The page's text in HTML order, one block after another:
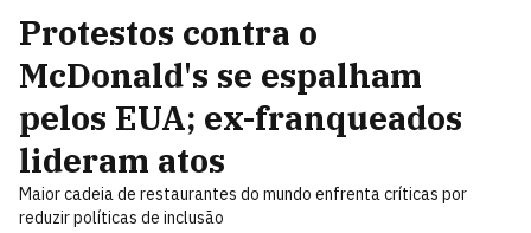
Protestos contra o
McDonald's se espalham
pelos EUA; ex-franqueados
lideram atos
Maior cadeia de restaurantes do mundo enfrenta críticas por
reduzir políticas de inclusão